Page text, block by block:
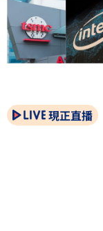
現正直播